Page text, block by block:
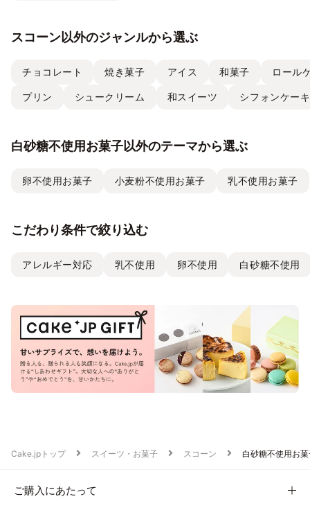
スコーン以外のジャンルから選ぶ
チョコレート 焼き菓子 アイス 和菓子 ロール
プリン シュークリーム 和スイーツ シフォンケーキ
白砂糖不使用お菓子以外のテーマから選ぶ
卵不使用お菓子 小麦粉不使用お菓子 乳不使用お菓子
こだわり条件で絞り込む
アレルギー対応 乳不使用 卵不使用 白砂糖不使用
Cake.jpトップ スイーツ・お菓子 スコーン 白砂糖不使用お
ご購入にあたって